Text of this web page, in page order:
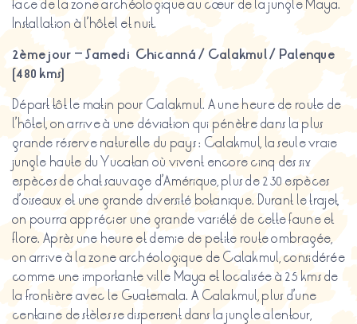
face de la zone archéologique au cœur de la jungle Maya.
Installation à l’hôtel et nuit.
2ème jour – Samedi Chicanná/ Calakmul/ Palenque
(480 kms)
Départ tôt le matin pour Calakmul. A une heure de route de
l’hôtel, on arrive à une déviation qui pénètre dans la plus
grande réserve naturelle du pays : Calakmul, la seule vraie
jungle haute du Yucatan où vivent encore cinq des six
espèces de chat sauvage d’Amérique, plus de 230 espèces
d’oiseaux et une grande diversité botanique. Durant le trajet,
on pourra apprécier une grande variété de cette faune et
flore. Après une heure et demie de petite route ombragée,
on arrive à la zone archéologique de Calakmul, considérée
comme une importante ville Maya et localisée à 25 kms de
la frontière avec le Guatemala. A Calakmul, plus d’une
centaine de stèles se dispersent dans la jungle alentour,